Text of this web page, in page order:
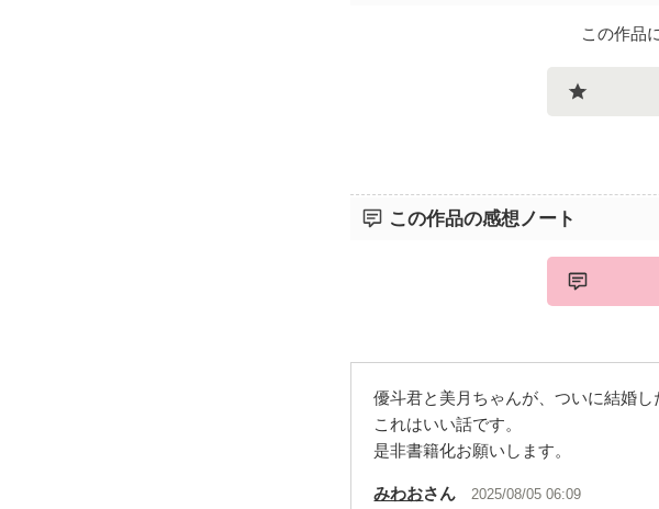
この作品
この作品の感想ノート
優斗君と美月ちゃんが、ついに結婚し
これはいい話です。
是非書籍化お願いします。
みわおさん 2025/08/05 06:09